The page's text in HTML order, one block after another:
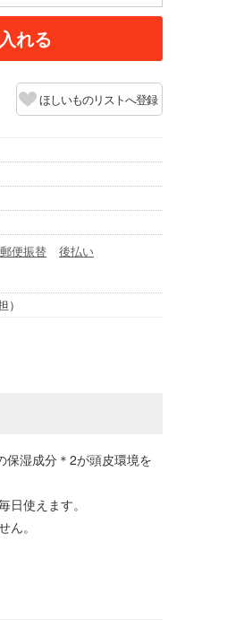
れる
ほしいものリストへ登録
郵便振替
後払い
保湿成分＊2が頭皮環境を
使えます。
。